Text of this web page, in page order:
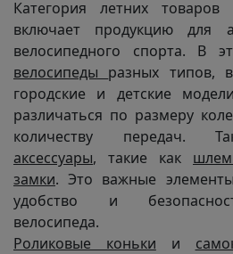
Категория летних
включает продукцию для
велосипедного спорта. В
велосипеды разных типов,
городские и детские
различаться по размеру
количеству передач.
аксессуары, такие как
замки. Это важные
удобство и
велосипеда.
Роликовые коньки и